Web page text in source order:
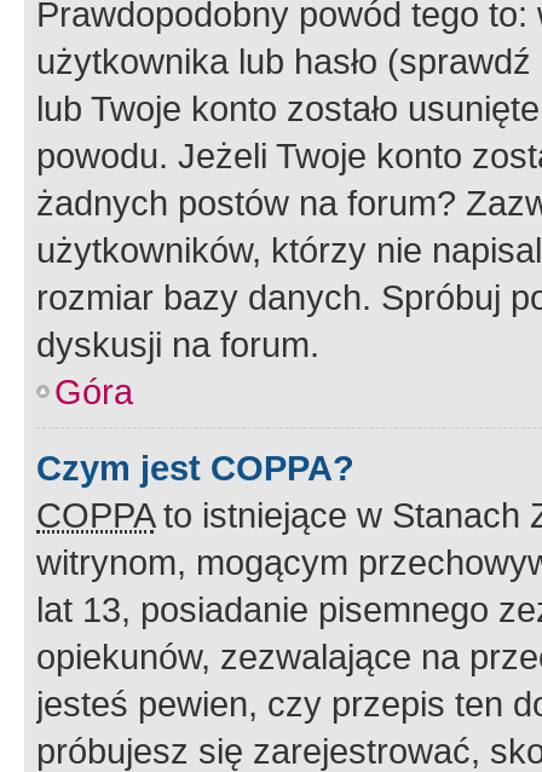
Prawdopodobny powód tego to:
użytkownika lub hasło
lub Twoje konto zostało
powodu. Jeżeli Twoje konto
żadnych postów na forum?
użytkowników, którzy nie
rozmiar bazy danych. Spróbuj
dyskusji na forum.
Góra
Czym jest COPPA?
COPPAto istniejące w Stanach
witrynom, mogącym
lat 13, posiadanie pisemnego
opiekunów, zezwalające na
jesteś pewien, czy przepis ten
próbujesz się zarejestrować,